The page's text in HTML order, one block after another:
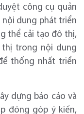
công cụ quản
dung phát triển
thể cải tạo đô thị,
trong nội dung
thống nhất triển
dựng báo cáo và
đóng góp ý kiến,